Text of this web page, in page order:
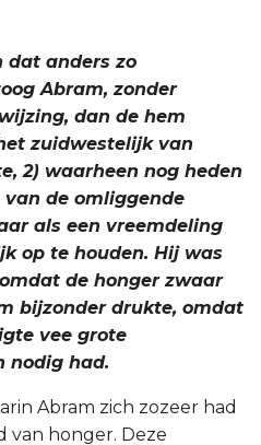
dat anders zo
Abram, zonder
dan de hem
zuidwestelijk van
2) waarheen nog heden
de omliggende
als een vreemdeling
op te houden. Hij was
de honger zwaar
bijzonder drukte, omdat
vee grote
nodig had.
Abram zich zozeer had
van honger. Deze